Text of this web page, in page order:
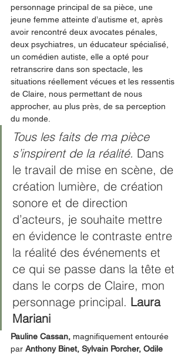
personnage principal de sa pièce, une
jeune femme atteinte d’autisme et, après
avoir rencontré deux avocates pénales,
deux psychiatres, un éducateur spécialisé,
un comédien autiste, elle a opté pour
retranscrire dans son spectacle, les
situations réellement vécues et les ressentis
de Claire, nous permettant de nous
approcher, au plus près, de sa perception
du monde.
Tous les faits de ma pièce
s’inspirent de la réalité. Dans
le travail de mise en scène, de
création lumière, de création
sonore et de direction
d’acteurs, je souhaite mettre
en évidence le contraste entre
la réalité des événements et
ce qui se passe dans la tête et
dans le corps de Claire, mon
personnage principal. Laura
Mariani
Pauline Cassan, magnifiquement entourée
par Anthony Binet, Sylvain Porcher, Odile